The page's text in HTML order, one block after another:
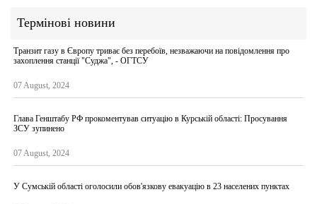
Термінові новини
Транзит газу в Європу триває без перебоїв, незважаючи на повідомлення про
захоплення станції "Суджа", - ОГТСУ
07 August, 2024
Глава Генштабу РФ прокоментував ситуацію в Курській області: Просування
ЗСУ зупинено
07 August, 2024
У Сумській області оголосили обов'язкову евакуацію в 23 населених пунктах